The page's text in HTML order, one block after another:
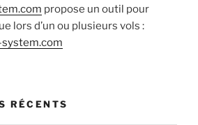
propose un outil pour
lors d’un ou plusieurs vols :
RÉCENTS